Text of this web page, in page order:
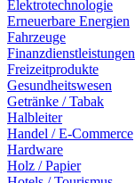
Elektrotechnologie
Erneuerbare Energien
Fahrzeuge
Finanzdienstleistungen
Freizeitprodukte
Gesundheitswesen
Getränke / Tabak
Halbleiter
Handel / E-Commerce
Hardware
Holz / Papier